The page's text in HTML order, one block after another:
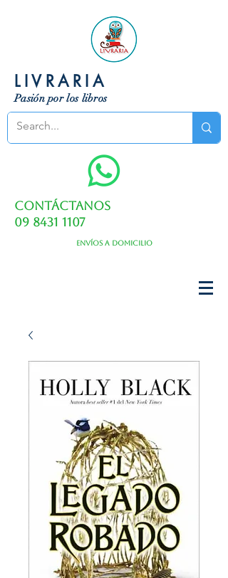
LIVRARIA
Pasión por los libros
Contáctanos
09 8431 1107
Envíos a domicilio